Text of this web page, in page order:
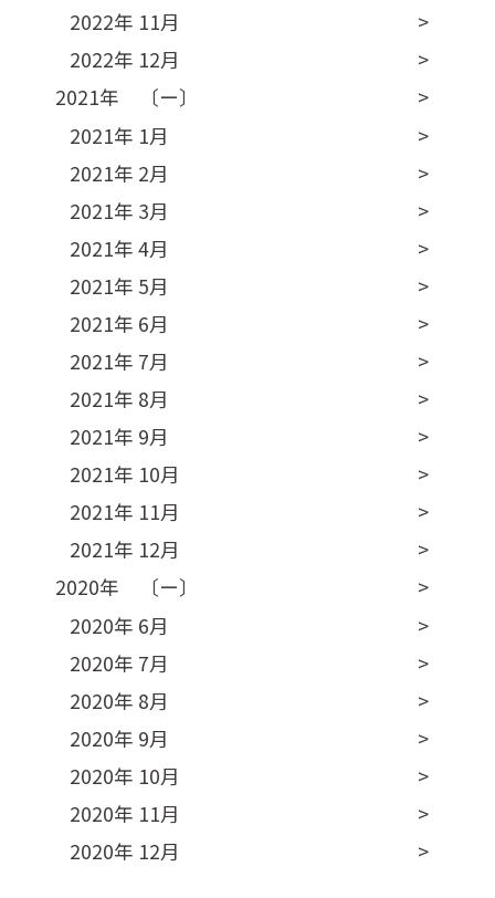
2022年 11月
2022年 12月
2021年 〔ー〕
2021年 1月
2021年 2月
2021年 3月
2021年 4月
2021年 5月
2021年 6月
2021年 7月
2021年 8月
2021年 9月
2021年 10月
2021年 11月
2021年 12月
2020年 〔ー〕
2020年 6月
2020年 7月
2020年 8月
2020年 9月
2020年 10月
2020年 11月
2020年 12月